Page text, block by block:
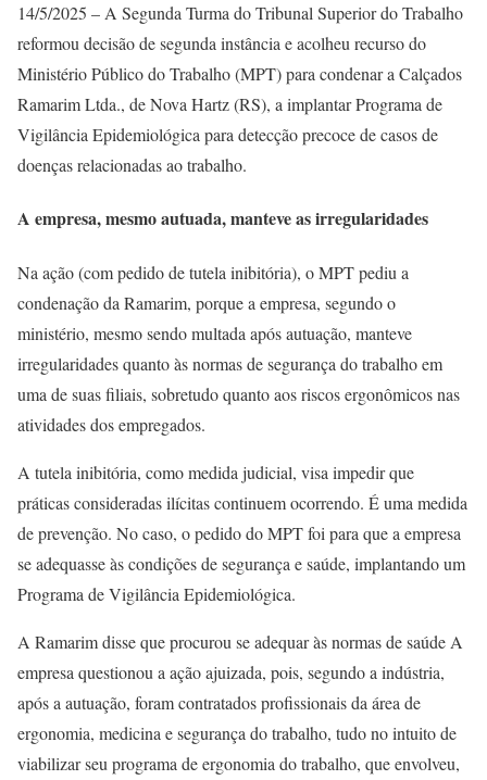
14/5/2025 – A Segunda Turma do Tribunal Superior do Trabalho
reformou decisão de segunda instância e acolheu recurso do
Ministério Público do Trabalho (MPT) para condenar a Calçados
Ramarim Ltda., de Nova Hartz (RS), a implantar Programa de
Vigilância Epidemiológica para detecção precoce de casos de
doenças relacionadas ao trabalho.
A empresa, mesmo autuada, manteve as irregularidades
Na ação (com pedido de tutela inibitória), o MPT pediu a
condenação da Ramarim, porque a empresa, segundo o
ministério, mesmo sendo multada após autuação, manteve
irregularidades quanto às normas de segurança do trabalho em
uma de suas filiais, sobretudo quanto aos riscos ergonômicos nas
atividades dos empregados.
A tutela inibitória, como medida judicial, visa impedir que
práticas consideradas ilícitas continuem ocorrendo. É uma medida
de prevenção. No caso, o pedido do MPT foi para que a empresa
se adequasse às condições de segurança e saúde, implantando um
Programa de Vigilância Epidemiológica.
A Ramarim disse que procurou se adequar às normas de saúde A
empresa questionou a ação ajuizada, pois, segundo a indústria,
após a autuação, foram contratados profissionais da área de
ergonomia, medicina e segurança do trabalho, tudo no intuito de
viabilizar seu programa de ergonomia do trabalho, que envolveu,